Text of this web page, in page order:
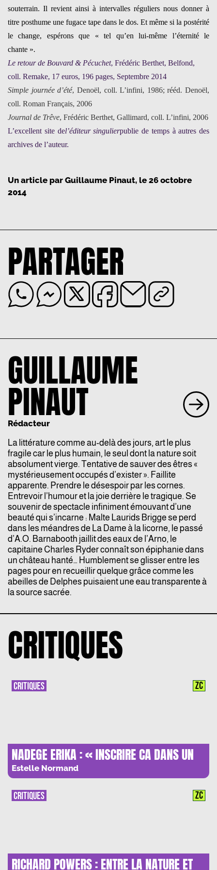
souterrain. Il revient ainsi à intervalles réguliers nous donner à
titre posthume une fugace tape dans le dos. Et même si la postérité
le change, espérons que « tel qu’en lui-même l’éternité le
chante ».
Le retour de Bouvard & Pécuchet, Frédéric Berthet, Belfond,
coll. Remake, 17 euros, 196 pages, Septembre 2014
Simple journée d’été, Denoël, coll. L’infini, 1986; rééd. Denoël,
coll. Roman Français, 2006
Journal de Trêve, Frédéric Berthet, Gallimard, coll. L’infini, 2006
L’excellent site del’éditeur singulierpublie de temps à autres des
archives de l’auteur.
Un article par Guillaume Pinaut, le 26 octobre
2014
PARTAGER
GUILLAUME
PINAUT
Rédacteur
La littérature comme au-delà des jours, art le plus
fragile car le plus humain, le seul dont la nature soit
absolument vierge. Tentative de sauver des êtres «
mystérieusement occupés d’exister ». Faillite
apparente. Prendre le désespoir par les cornes.
Entrevoir l’humour et la joie derrière le tragique. Se
souvenir de spectacle infiniment émouvant d’une
beauté qui s’incarne : Malte Laurids Brigge se perd
dans les méandres de La Dame à la licorne, le passé
d’A.O. Barnabooth jaillit des eaux de l’Arno, le
capitaine Charles Ryder connaît son épiphanie dans
un château hanté… Humblement se glisser entre les
pages pour en recueillir quelque grâce comme les
abeilles de Delphes puisaient une eau transparente à
la source sacrée.
CRITIQUES
NADEGE ERIKA : « INSCRIRE CA DANS UN
SYSTEME, C’EST SE DEGAGER DE LA
CULPABILITE »
Estelle Normand
CRITIQUES ZC
RICHARD POWERS : ENTRE LA NATURE ET
CRITIQUES ZC